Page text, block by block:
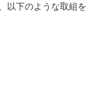
以下のような取組を